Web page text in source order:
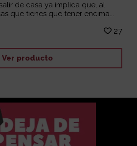
de casa ya implica que, al
que tienes que tener encima...
27
Ver producto